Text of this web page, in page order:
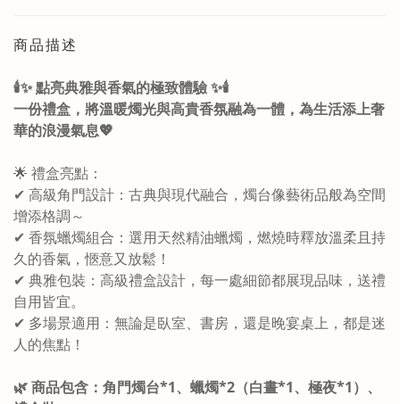
商品描述
🕯️✨ 點亮典雅與香氣的極致體驗 ✨🕯️
一份禮盒，將溫暖燭光與高貴香氛融為一體，為生活添上奢
華的浪漫氣息💖
🌟 禮盒亮點：
✔ 高級角門設計：古典與現代融合，燭台像藝術品般為空間
增添格調～
✔ 香氛蠟燭組合：選用天然精油蠟燭，燃燒時釋放溫柔且持
久的香氣，愜意又放鬆！
✔ 典雅包裝：高級禮盒設計，每一處細節都展現品味，送禮
自用皆宜。
✔ 多場景適用：無論是臥室、書房，還是晚宴桌上，都是迷
人的焦點！
🌿 商品包含：角門燭台*1、蠟燭*2 （白晝*1、極夜*1）、